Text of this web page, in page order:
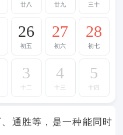
廿八 廿九 三十
26
初五
27
初六
28
初七
3
十二
4
十三
5
十四
通胜等，是一种能同时